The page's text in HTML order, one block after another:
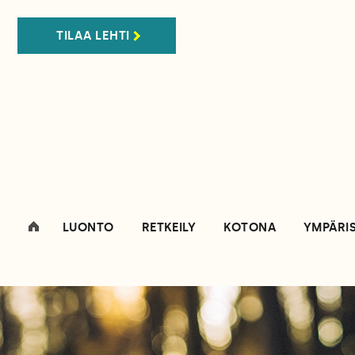
TILAA LEHTI
LUONTO RETKEILY KOTONA